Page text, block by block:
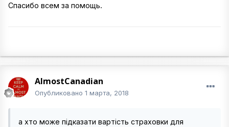
Спасибо всем за помощь.
AlmostCanadian
Опубликовано 1 марта, 2018
а хто може підказати вартість страховки для